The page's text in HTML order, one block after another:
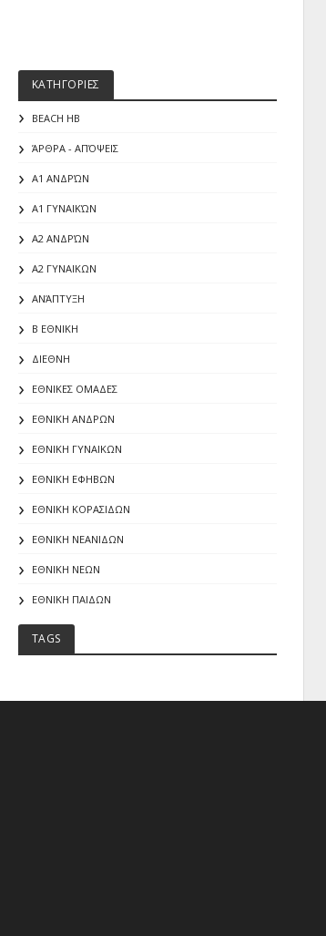
ΚΑΤΗΓΟΡΙΕΣ
BEACH HB
ΆΡΘΡΑ - ΑΠΌΨΕΙΣ
Α1 ΑΝΔΡΏΝ
Α1 ΓΥΝΑΙΚΏΝ
Α2 ΑΝΔΡΏΝ
Α2 ΓΥΝΑΙΚΩΝ
ΑΝΆΠΤΥΞΗ
Β ΕΘΝΙΚΗ
ΔΙΕΘΝΗ
ΕΘΝΙΚΕΣ ΟΜΑΔΕΣ
ΕΘΝΙΚΗ ΑΝΔΡΩΝ
ΕΘΝΙΚΗ ΓΥΝΑΙΚΩΝ
ΕΘΝΙΚΗ ΕΦΗΒΩΝ
ΕΘΝΙΚΗ ΚΟΡΑΣΙΔΩΝ
ΕΘΝΙΚΗ ΝΕΑΝΙΔΩΝ
ΕΘΝΙΚΗ ΝΕΩΝ
ΕΘΝΙΚΗ ΠΑΙΔΩΝ
TAGS